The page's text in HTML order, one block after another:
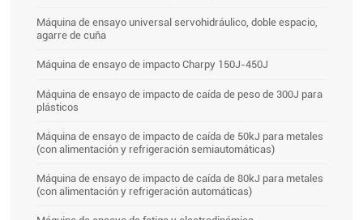
Máquina de ensayo universal servohidráulico, doble espacio,
agarre de cuña
Máquina de ensayo de impacto Charpy 150J-450J
Máquina de ensayo de impacto de caída de peso de 300J para
plásticos
Máquina de ensayo de impacto de caída de 50kJ para metales
(con alimentación y refrigeración semiautomáticas)
Máquina de ensayo de impacto de caída de 80kJ para metales
(con alimentación y refrigeración automáticas)